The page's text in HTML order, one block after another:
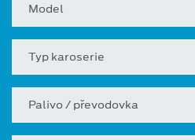
Model
Typ karoserie
Palivo / převodovka